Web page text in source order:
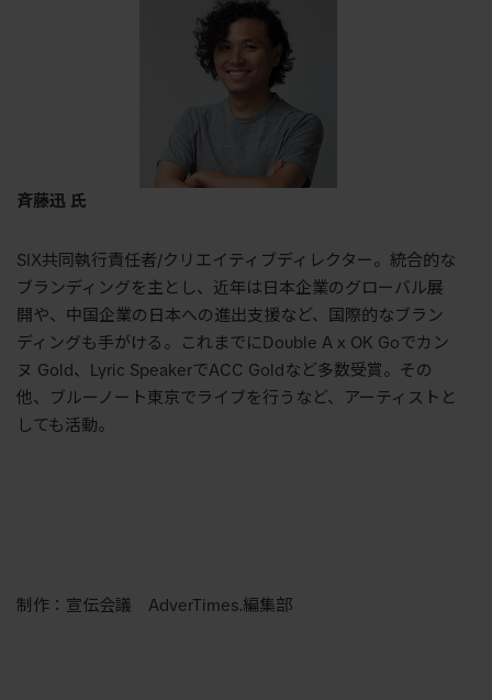
斉藤迅 氏
SIX共同執行責任者/クリエイティブディレクター。統合的な
ブランディングを主とし、近年は日本企業のグローバル展
開や、中国企業の日本への進出支援など、国際的なブラン
ディングも手がける。これまでにDouble A x OK Goでカン
ヌ Gold、Lyric SpeakerでACC Goldなど多数受賞。その
他、ブルーノート東京でライブを行うなど、アーティストと
しても活動。
制作：宣伝会議 AdverTimes.編集部